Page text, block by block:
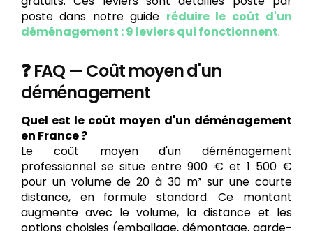
poste dans notre guide réduire le coût d'un
déménagement : 9 leviers qui fonctionnent.
❓ FAQ — Coût moyen d'un
déménagement
Quel est le coût moyen d'un déménagement
en France ?
Le coût moyen d'un déménagement
professionnel se situe entre 900 € et 1 500 €
pour un volume de 20 à 30 m³ sur une courte
distance, en formule standard. Ce montant
augmente avec le volume, la distance et les